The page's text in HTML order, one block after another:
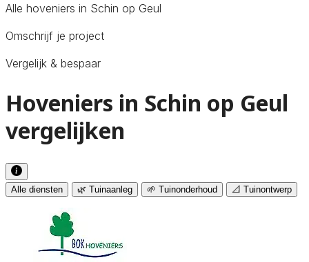
Alle hoveniers in Schin op Geul
Omschrijf je project
Vergelijk & bespaar
Hoveniers in Schin op Geul
vergelijken
Alle diensten 🌿 Tuinaanleg 🌱 Tuinonderhoud 📐 Tuinontwerp